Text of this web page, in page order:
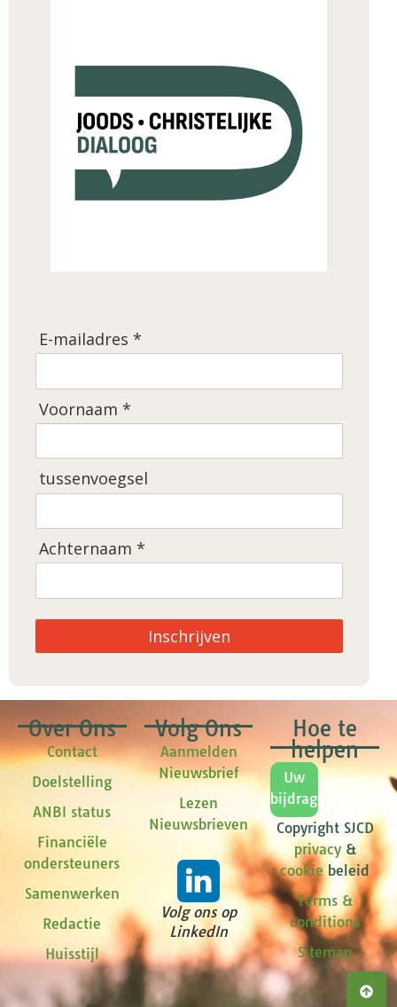
E-mailadres *
Voornaam *
tussenvoegsel
Achternaam *
Inschrijven
Over Ons
Contact
Doelstelling
ANBI status
Financiële
ondersteuners
Samenwerken
Redactie
Huisstijl
Volg Ons
Aanmelden
Nieuwsbrief
Lezen
Nieuwsbrieven
Volg ons op
LinkedIn
Hoe te
helpen
Uw
bijdrage
Copyright SJCD
privacy&
cookiebeleid
Terms &
conditions
Sitemap